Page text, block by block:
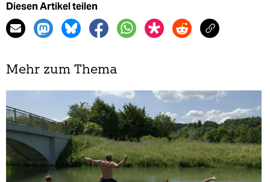
Diesen Artikel teilen
Mehr zum Thema